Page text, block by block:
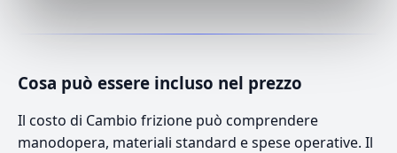
Cosa può essere incluso nel prezzo
Il costo di Cambio frizione può comprendere
manodopera, materiali standard e spese operative. Il